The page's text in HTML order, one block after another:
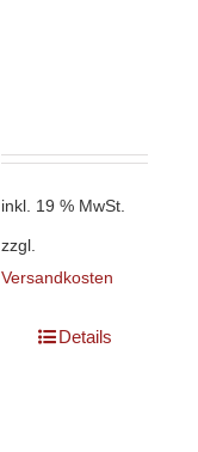
inkl. 19 % MwSt.
zzgl.
Versandkosten
Details